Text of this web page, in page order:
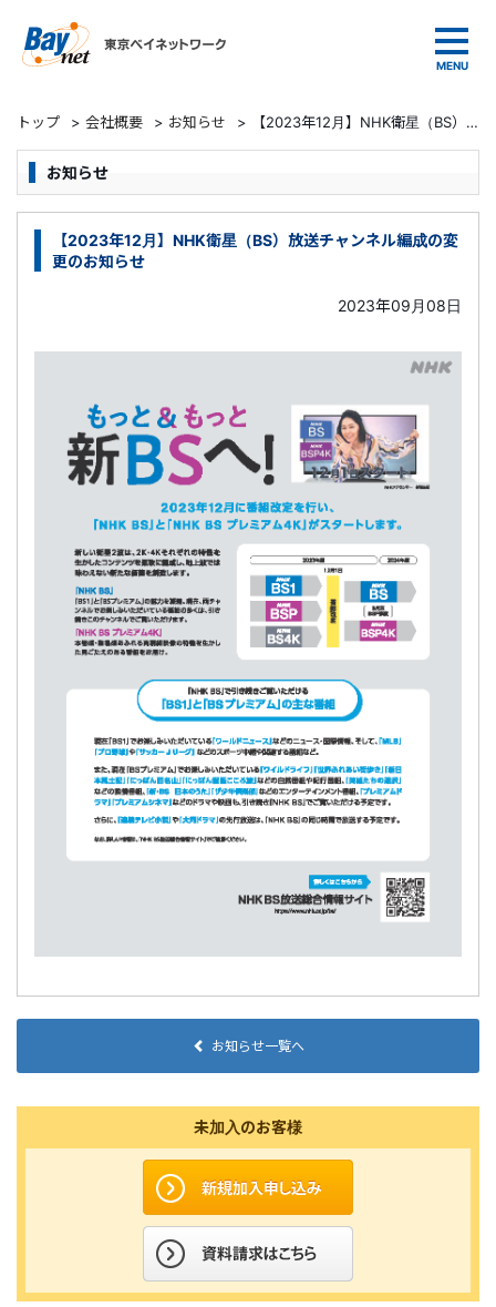
トップ > 会社概要 > お知らせ > 【2023年12月】NHK衛星（BS）放送チャンネル編成の変更のお知らせ
お知らせ
【2023年12月】NHK衛星（BS）放送チャンネル編成の変
更のお知らせ
2023年09月08日
お知らせ一覧へ
未加入のお客様